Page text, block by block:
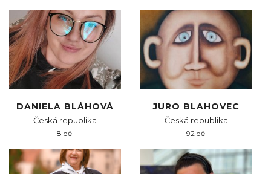
DANIELA BLÁHOVÁ
Česká republika
8 děl
JURO BLAHOVEC
Česká republika
92 děl